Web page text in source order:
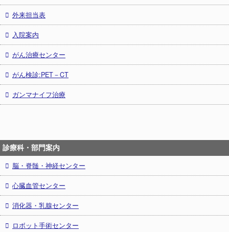
外来担当表
入院案内
がん治療センター
がん検診:PET－CT
ガンマナイフ治療
診療科・部門案内
脳・脊髄・神経センター
心臓血管センター
消化器・乳腺センター
ロボット手術センター